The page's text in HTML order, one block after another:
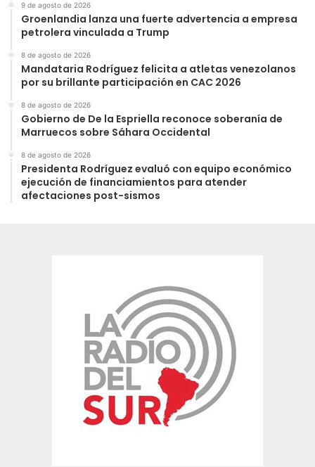
9 de agosto de 2026
Groenlandia lanza una fuerte advertencia a empresa
petrolera vinculada a Trump
8 de agosto de 2026
Mandataria Rodríguez felicita a atletas venezolanos
por su brillante participación en CAC 2026
8 de agosto de 2026
Gobierno de De la Espriella reconoce soberanía de
Marruecos sobre Sáhara Occidental
8 de agosto de 2026
Presidenta Rodríguez evaluó con equipo económico
ejecución de financiamientos para atender
afectaciones post-sismos